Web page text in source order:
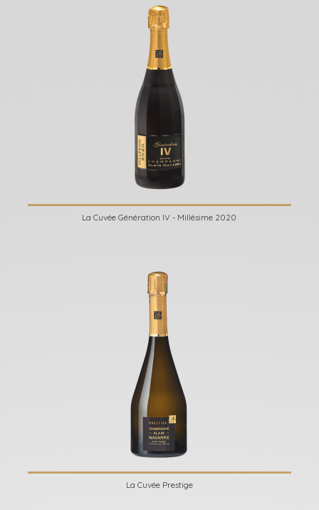
La Cuvée Génération IV - Millésime 2020
La Cuvée Prestige